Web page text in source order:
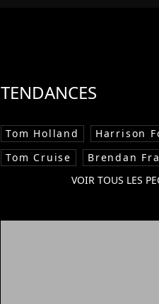
TENDANCES
Tom Holland
Harrison
Tom Cruise
Brendan
VOIR TOUS LES